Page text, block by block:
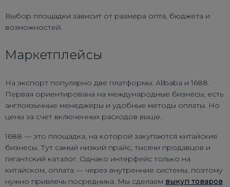
Выбор площадки зависит от размера опта, бюджета и
возможностей.
Маркетплейсы
На экспорт популярно две платформы: Alibaba и 1688.
Первая ориентирована на международные бизнесы, есть
англоязычные менеджеры и удобные методы оплаты. Но
цены за счет включенных расходов выше.
1688 — это площадка, на которой закупаются китайские
бизнесы. Тут самый низкий прайс, тысячи продавцов и
гигантский каталог. Однако интерфейс только на
китайском, оплата — через внутренние системы, поэтому
нужно привлечь посредника. Мы сделаем выкуп товаров